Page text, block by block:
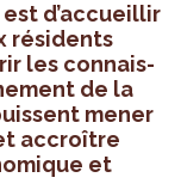
d’ac­cueillir
rési­dents
les connais­
de la
mener
accroître
et